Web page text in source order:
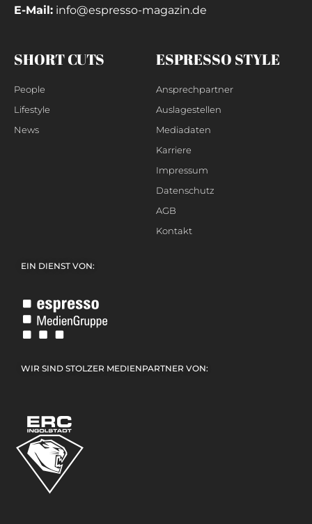
E-Mail: info@espresso-magazin.de
SHORT CUTS
People
Lifestyle
News
ESPRESSO STYLE
Ansprechpartner
Auslagestellen
Mediadaten
Karriere
Impressum
Datenschutz
AGB
Kontakt
EIN DIENST VON:
WIR SIND STOLZER MEDIENPARTNER VON: